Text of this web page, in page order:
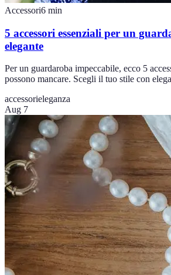
Accessori6 min
5 accessori essenziali per un
elegante
Per un guardaroba impeccabile, ecco 5
possono mancare. Scegli il tuo stile con
accessorieleganza
Aug 7